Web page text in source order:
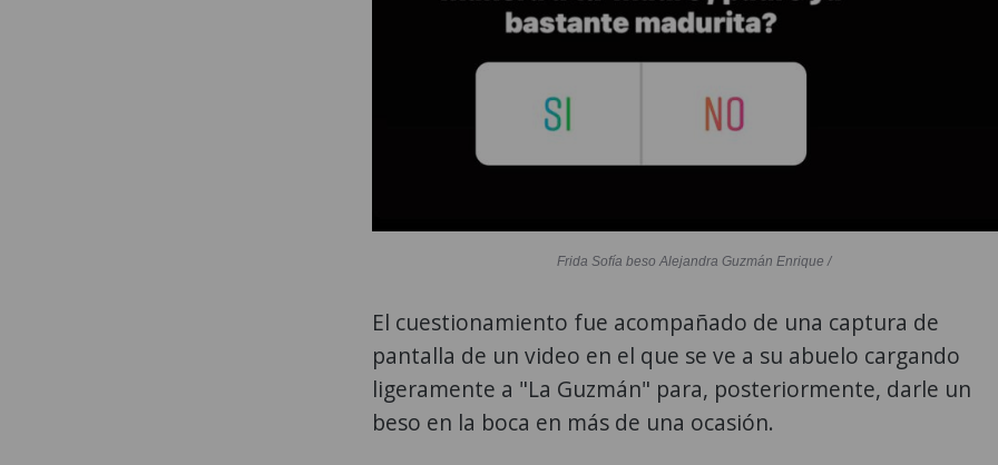
Frida Sofía beso Alejandra Guzmán Enrique /
El cuestionamiento fue acompañado de una captura de
pantalla de un video en el que se ve a su abuelo cargando
ligeramente a "La Guzmán" para, posteriormente, darle un
beso en la boca en más de una ocasión.